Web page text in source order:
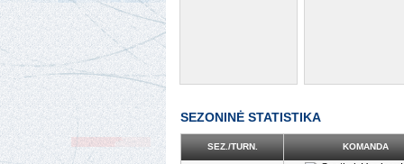
SEZONINĖ STATISTIKA
SEZ./TURN. KOMANDA